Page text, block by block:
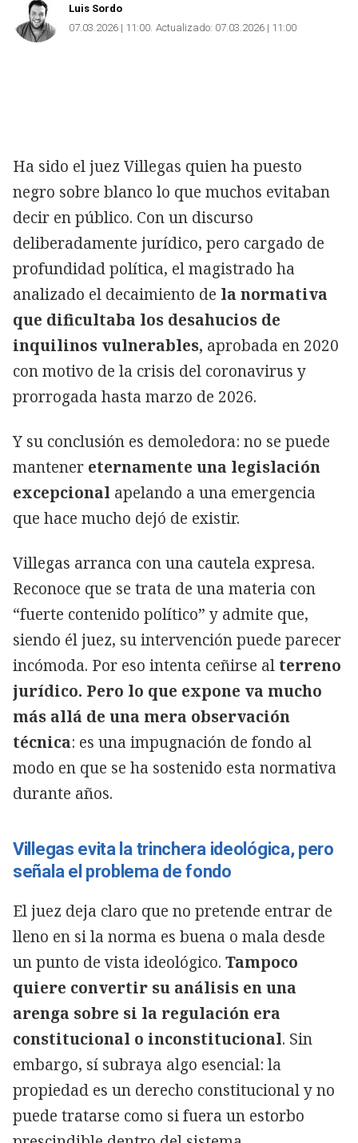
Luis Sordo
07.03.2026 | 11:00 Actualizado: 07.03.2026 | 11:00
Ha sido el juez Villegas quien ha puesto
negro sobre blanco lo que muchos evitaban
decir en público. Con un discurso
deliberadamente jurídico, pero cargado de
profundidad política, el magistrado ha
analizado el decaimiento de la normativa
que dificultaba los desahucios de
inquilinos vulnerables, aprobada en 2020
con motivo de la crisis del coronavirus y
prorrogada hasta marzo de 2026.
Y su conclusión es demoledora: no se puede
mantener eternamente una legislación
excepcional apelando a una emergencia
que hace mucho dejó de existir.
Villegas arranca con una cautela expresa.
Reconoce que se trata de una materia con
“fuerte contenido político” y admite que,
siendo él juez, su intervención puede parecer
incómoda. Por eso intenta ceñirse al terreno
jurídico. Pero lo que expone va mucho
más allá de una mera observación
técnica: es una impugnación de fondo al
modo en que se ha sostenido esta normativa
durante años.
Villegas evita la trinchera ideológica, pero
señala el problema de fondo
El juez deja claro que no pretende entrar de
lleno en si la norma es buena o mala desde
un punto de vista ideológico. Tampoco
quiere convertir su análisis en una
arenga sobre si la regulación era
constitucional o inconstitucional. Sin
embargo, sí subraya algo esencial: la
propiedad es un derecho constitucional y no
puede tratarse como si fuera un estorbo